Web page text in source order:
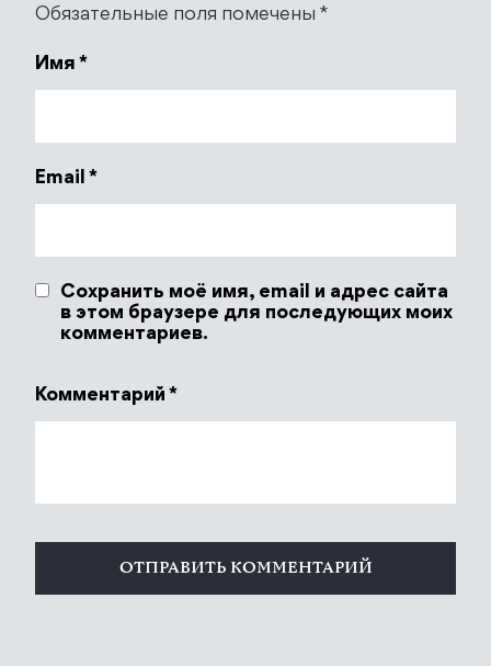
Обязательные поля помечены *
Имя *
Email *
Сохранить моё имя, email и адрес сайта
в этом браузере для последующих моих
комментариев.
Комментарий *